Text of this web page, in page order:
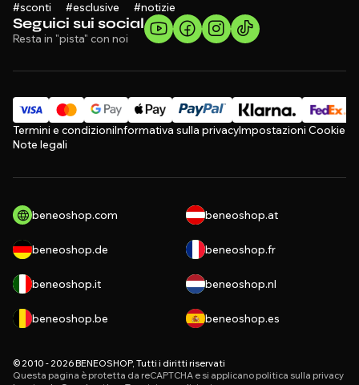
Seguici sui social
Resta in "pista" con noi
#sconti #esclusive #notizie
Termini e condizioniInformativa sulla privacyImpostazioni Cookie
Note legali
beneoshop.com beneoshop.at
beneoshop.de beneoshop.fr
beneoshop.it beneoshop.nl
beneoshop.be beneoshop.es
© 2010 - 2026 BENEOSHOP, Tutti i diritti riservati
Questa pagina è protetta da reCAPTCHA e si applicano politica sulla privacy